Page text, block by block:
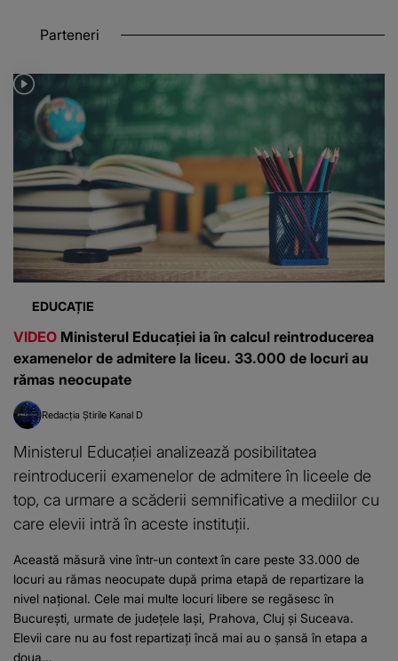
Parteneri
EDUCAȚIE
VIDEO Ministerul Educației ia în calcul reintroducerea
examenelor de admitere la liceu. 33.000 de locuri au
rămas neocupate
Redacția Știrile Kanal D
Ministerul Educației analizează posibilitatea
reintroducerii examenelor de admitere în liceele de
top, ca urmare a scăderii semnificative a mediilor cu
care elevii intră în aceste instituții.
Această măsură vine într-un context în care peste 33.000 de
locuri au rămas neocupate după prima etapă de repartizare la
nivel național. Cele mai multe locuri libere se regăsesc în
București, urmate de județele Iași, Prahova, Cluj și Suceava.
Elevii care nu au fost repartizați încă mai au o șansă în etapa a
doua...